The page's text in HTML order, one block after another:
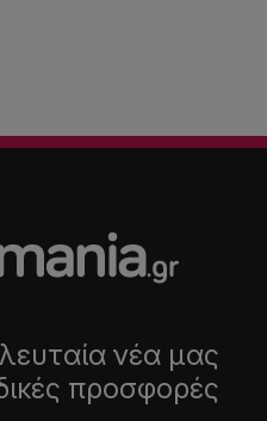
νέα μας
προσφορές